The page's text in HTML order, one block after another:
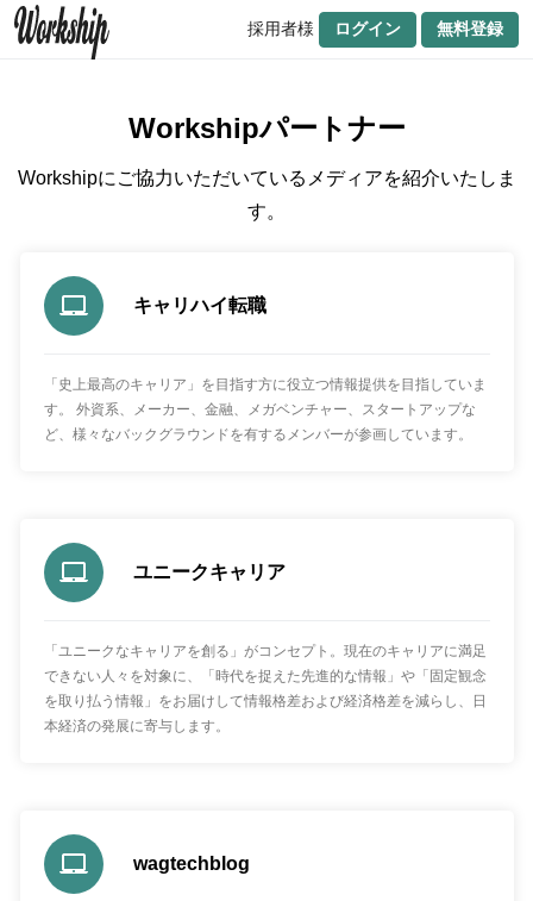
採用者様 ログイン 無料登録
Workshipパートナー
Workshipにご協力いただいているメディアを紹介いたしま
す。
キャリハイ転職
「史上最高のキャリア」を目指す方に役立つ情報提供を目指していま
す。 外資系、メーカー、金融、メガベンチャー、スタートアップな
ど、様々なバックグラウンドを有するメンバーが参画しています。
ユニークキャリア
「ユニークなキャリアを創る」がコンセプト。現在のキャリアに満足
できない人々を対象に、「時代を捉えた先進的な情報」や「固定観念
を取り払う情報」をお届けして情報格差および経済格差を減らし、日
本経済の発展に寄与します。
wagtechblog